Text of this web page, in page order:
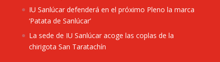
IU Sanlúcar defenderá en el próximo Pleno la marca
‘Patata de Sanlúcar’
La sede de IU Sanlúcar acoge las coplas de la
chirigota San Taratachín